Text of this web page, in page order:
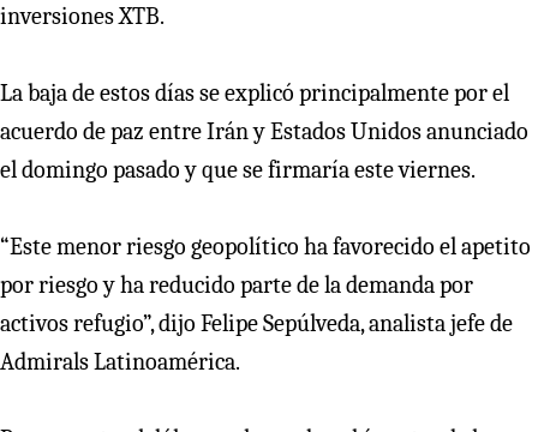
inversiones XTB.
La baja de estos días se explicó principalmente por el
acuerdo de paz entre Irán y Estados Unidos anunciado
el domingo pasado y que se firmaría este viernes.
“Este menor riesgo geopolítico ha favorecido el apetito
por riesgo y ha reducido parte de la demanda por
activos refugio”, dijo Felipe Sepúlveda, analista jefe de
Admirals Latinoamérica.